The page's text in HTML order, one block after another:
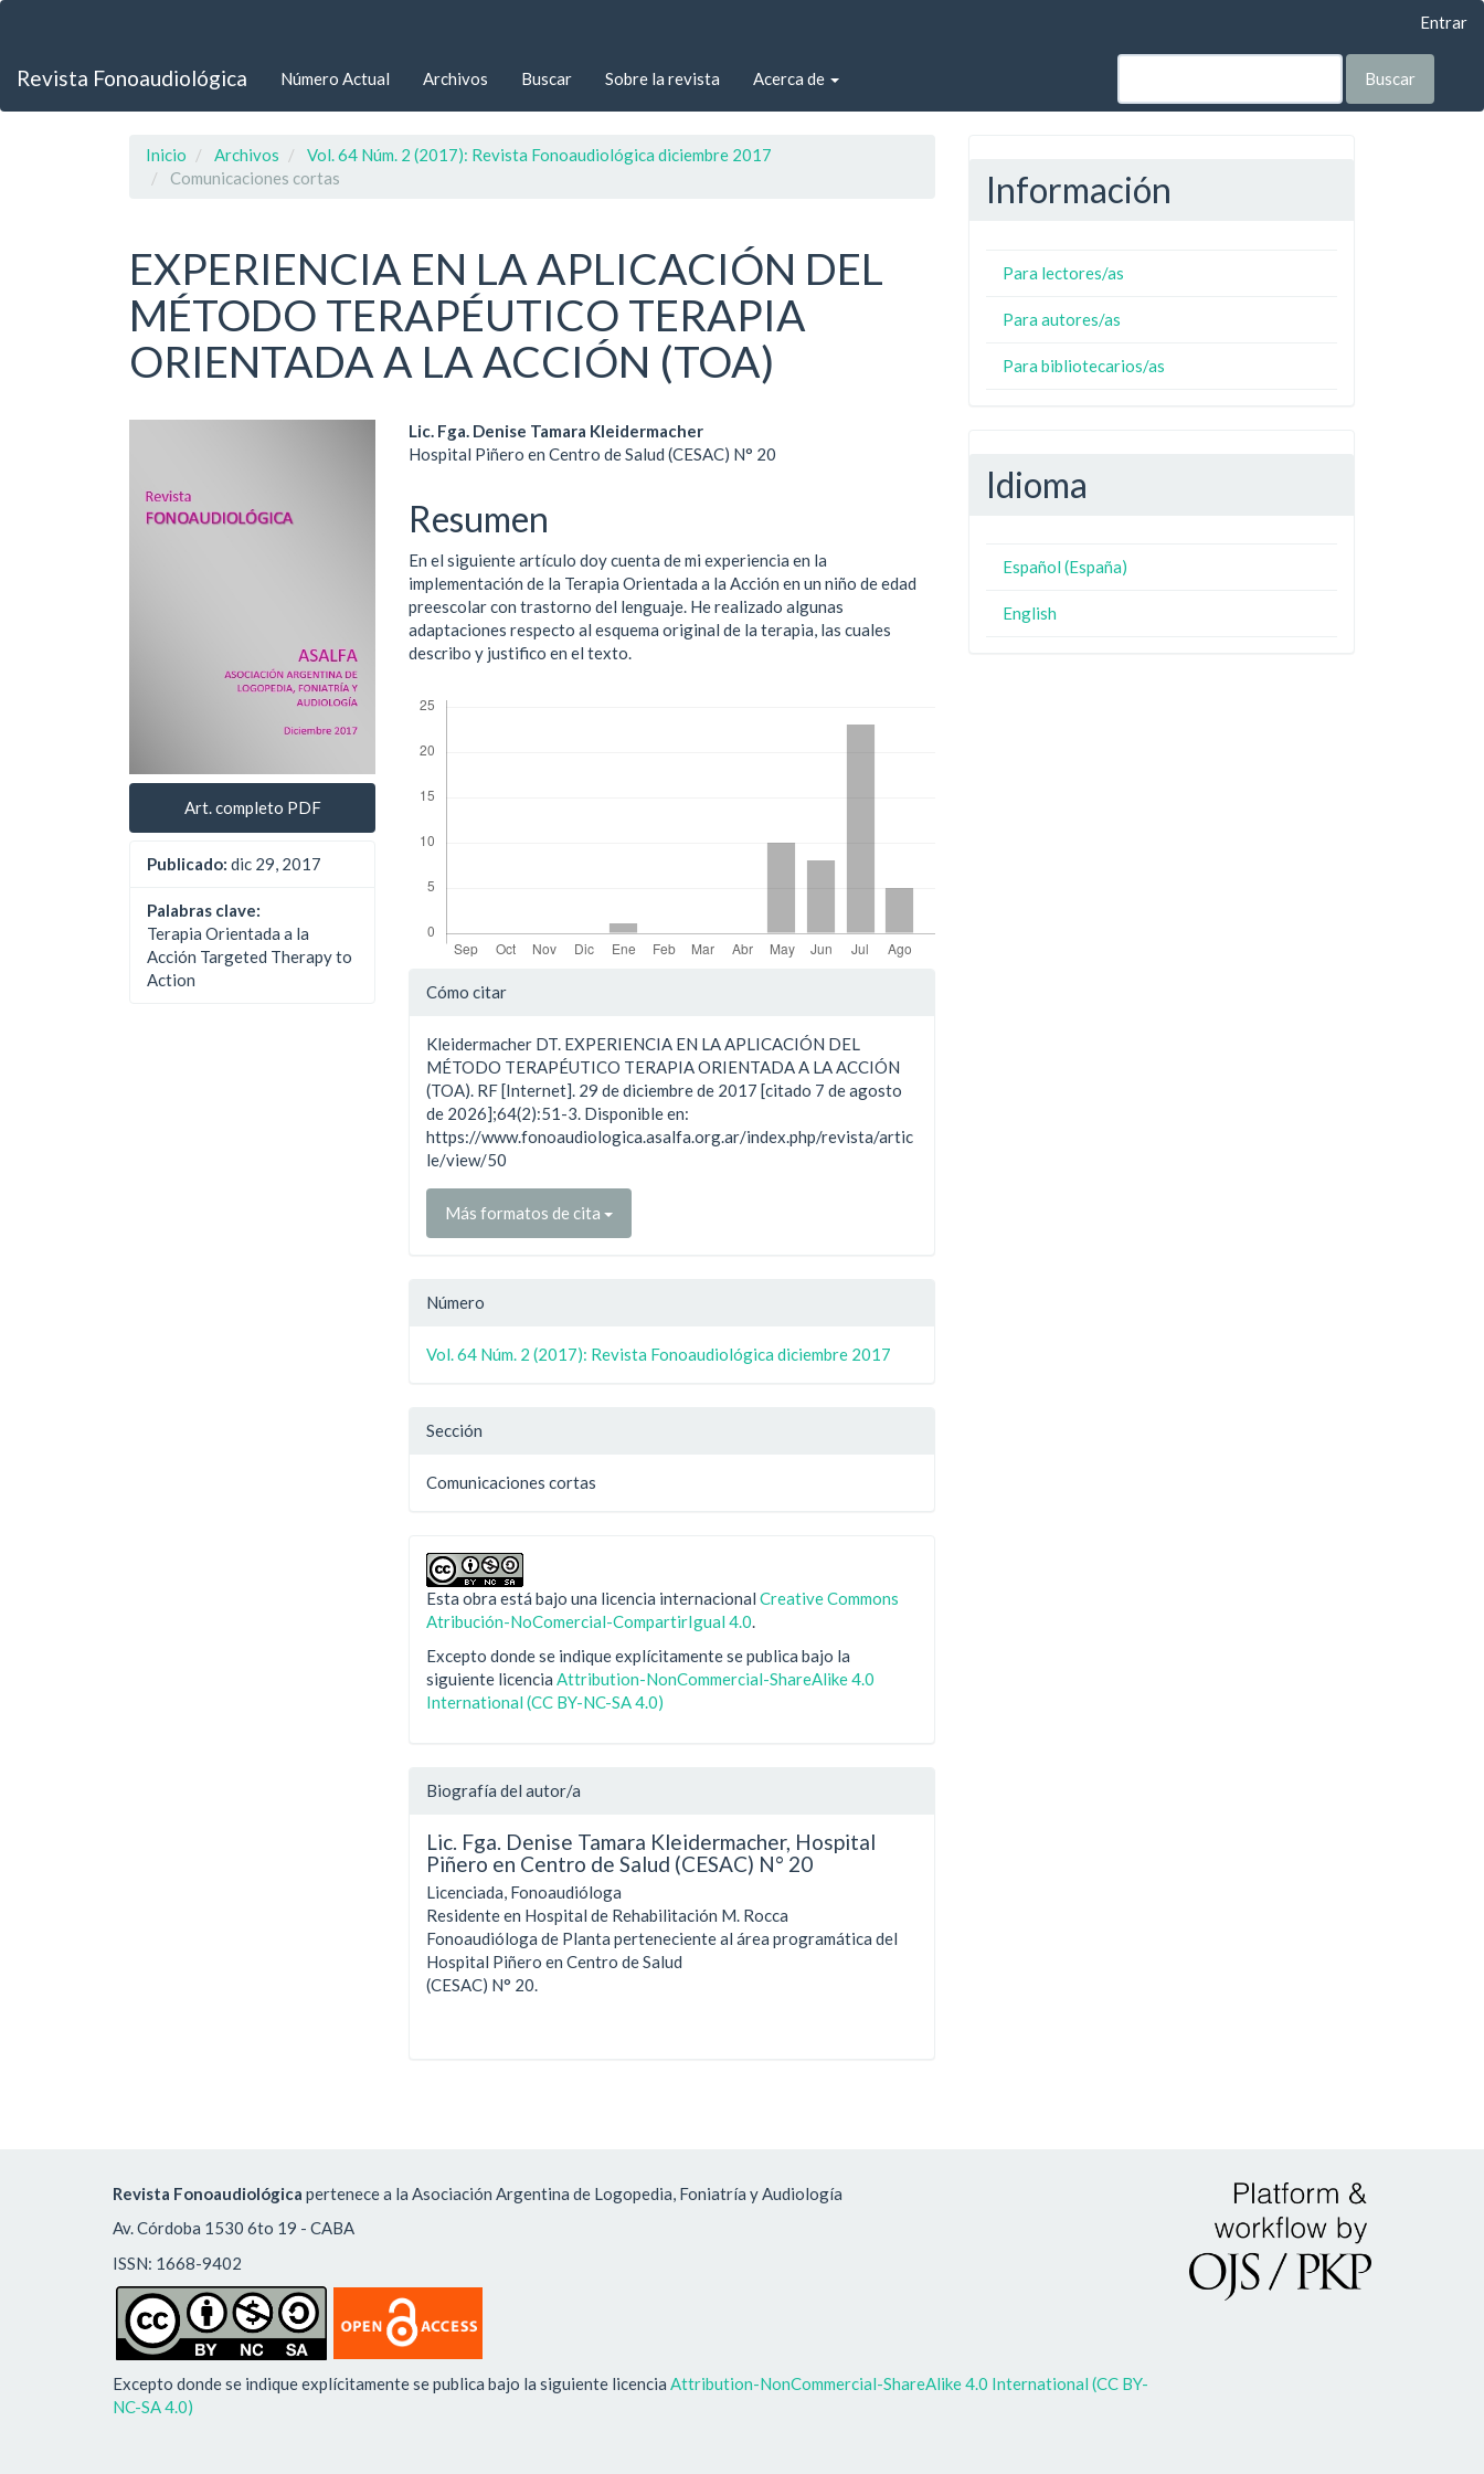
principal
Entrar
Revista Fonoaudiológica Número Actual Archivos Buscar Sobre la revista Acerca de Buscar
Inicio Archivos
Vol. 64 Núm. 2 (2017): Revista Fonoaudiológica diciembre 2017
Comunicaciones cortas
EXPERIENCIA EN LA APLICACIÓN DEL
MÉTODO TERAPÉUTICO TERAPIA
ORIENTADA A LA ACCIÓN (TOA)
del
Art. completo PDF
Publicado: dic 29, 2017
Palabras clave:
Terapia Orientada a la
Acción Targeted Therapy to
Action
Contenido
principal
del
artículo
Lic. Fga. Denise Tamara Kleidermacher
Hospital Piñero en Centro de Salud (CESAC) N° 20
Resumen
En el siguiente artículo doy cuenta de mi experiencia en la
implementación de la Terapia Orientada a la Acción en un niño de edad
preescolar con trastorno del lenguaje. He realizado algunas
adaptaciones respecto al esquema original de la terapia, las cuales
describo y justifico en el texto.
Detalles
artículo
Cómo citar
Kleidermacher DT. EXPERIENCIA EN LA APLICACIÓN DEL
MÉTODO TERAPÉUTICO TERAPIA ORIENTADA A LA ACCIÓN
(TOA). RF [Internet]. 29 de diciembre de 2017 [citado 7 de agosto
de 2026];64(2):51-3. Disponible en:
https://www.fonoaudiologica.asalfa.org.ar/index.php/revista/artic
le/view/50
Más formatos de cita
Número
Vol. 64 Núm. 2 (2017): Revista Fonoaudiológica diciembre 2017
Sección
Comunicaciones cortas
Esta obra está bajo una licencia internacionalCreative Commons
Atribución-NoComercial-CompartirIgual 4.0
Excepto donde se indique explícitamente se publica bajo la
siguiente licenciaAttribution-NonCommercial-ShareAlike 4.0
International (CC BY-NC-SA 4.0)
Biografía del autor/a
Lic. Fga. Denise Tamara Kleidermacher, Hospital
Piñero en Centro de Salud (CESAC) N° 20
Licenciada, Fonoaudióloga
Residente en Hospital de Rehabilitación M. Rocca
Fonoaudióloga de Planta perteneciente al área programática del
Hospital Piñero en Centro de Salud
(CESAC) N° 20.
Información
Para lectores/as
Para autores/as
Para bibliotecarios/as
Idioma
Español (España)
English
Revista Fonoaudiológica pertenece a la Asociación Argentina de Logopedia, Foniatría y Audiología
Av. Córdoba 1530 6to 19 - CABA
ISSN: 1668-9402
Excepto donde se indique explícitamente se publica bajo la siguiente licencia Attribution-NonCommercial-ShareAlike 4.0 International (CC BY-
NC-SA 4.0)